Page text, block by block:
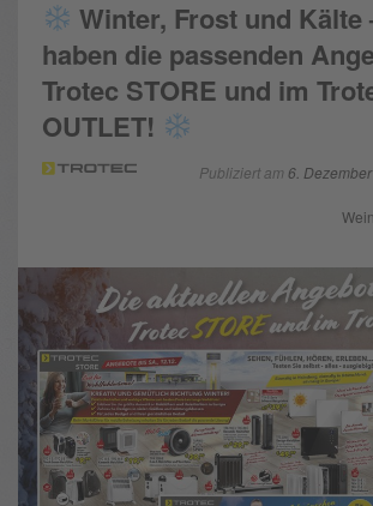
Winter, Frost und Kälte
haben die passenden
Trotec STORE und im
OUTLET!
Publiziert am 6.